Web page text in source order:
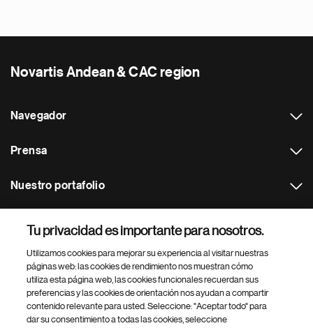
Novartis Andean & CAC region
Navegador
Prensa
Nuestro portafolio
Footer Site Search
Tu privacidad es importante para nosotros.
Utilizamos cookies para mejorar su experiencia al visitar nuestras
páginas web: las cookies de rendimiento nos muestran cómo
utiliza esta página web, las cookies funcionales recuerdan sus
preferencias y las cookies de orientación nos ayudan a compartir
contenido relevante para usted. Seleccione: "Aceptar todo" para
dar su consentimiento a todas las cookies, seleccione